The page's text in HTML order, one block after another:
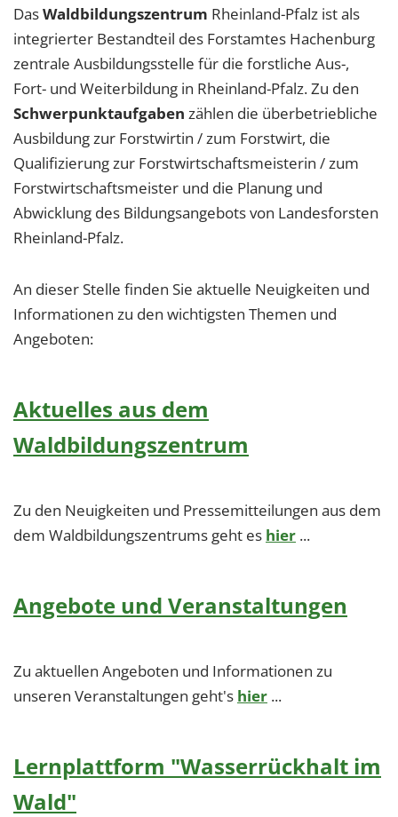
DasWaldbildungszentrum Rheinland-Pfalz ist als
integrierter Bestandteil des Forstamtes Hachenburg
zentrale Ausbildungsstelle für die forstliche Aus-,
Fort- und Weiterbildung in Rheinland-Pfalz. Zu den
Schwerpunktaufgaben zählen die überbetriebliche
Ausbildung zur Forstwirtin / zum Forstwirt, die
Qualifizierung zur Forstwirtschaftsmeisterin / zum
Forstwirtschaftsmeister und die Planung und
Abwicklung des Bildungsangebots von Landesforsten
Rheinland-Pfalz.
An dieser Stelle finden Sie aktuelle Neuigkeiten und
Informationen zu den wichtigsten Themen und
Angeboten:
Aktuelles aus dem
Waldbildungszentrum
Zu den Neuigkeiten und Pressemitteilungen aus dem
dem Waldbildungszentrums geht es hier ...
Angebote und Veranstaltungen
Zu aktuellen Angeboten und Informationen zu
unseren Veranstaltungen geht's hier ...
Lernplattform "Wasserrückhalt im
Wald"
Zweck:
Dieser Cookie speichert die ausgewählten
Einverständnis-Optionen des Benutzers
Cookie Laufzeit:
1 Jahr
EXTERNE MEDIEN
Um Inhalte von Videoplattformen und Social Media
Plattformen anzeigen zu können, werden von
diesen externen Medien Cookies gesetzt.
YouTube
Vimeo